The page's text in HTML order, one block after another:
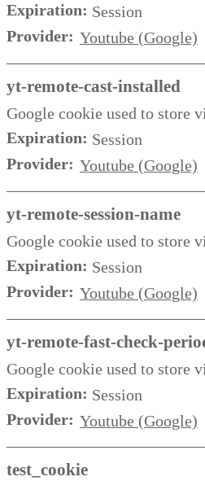
Expiration: Session
Provider: Youtube (Google)
yt-remote-cast-installed
Google cookie used to store
Expiration: Session
Provider: Youtube (Google)
yt-remote-session-name
Google cookie used to store
Expiration: Session
Provider: Youtube (Google)
yt-remote-fast-check-
Google cookie used to store
Expiration: Session
Provider: Youtube (Google)
test_cookie